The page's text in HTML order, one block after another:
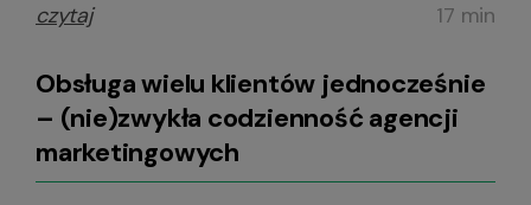
czytaj
17 min
Obsługa wielu klientów jednocześnie
– (nie)zwykła codzienność agencji
marketingowych